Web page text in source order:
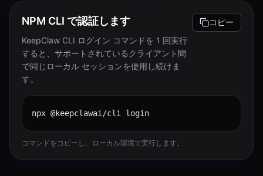
NPM CLI で認証します
KeepClaw CLI ログイン コマンドを 1 回実行
すると、サポートされているクライアント間
で同じローカル セッションを使用し続けま
す。
コピー
npx @keepclawai/cli login
コマンドをコピーし、ローカル環境で実行します。